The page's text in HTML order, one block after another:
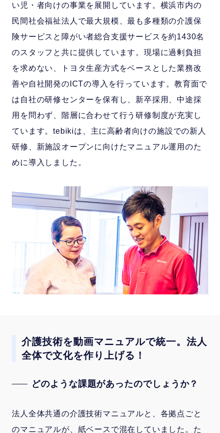
い児・者向けの事業を展開しています。横浜市内の
民間社会福祉法人で最大規模、最も多種類の介護保
険サービスと障がい者総合支援サービスを約1430名
のスタッフと共に提供しています。現場に過剰負担
を求めない、トヨタ生産方式をベースとした業務改
善や自社開発のICTの導入を行っています。教育面で
は自社の研修センターを保有し、新卒採用、中途採
用を問わず、階層に合わせて行う研修制度が充実し
ています。tebikiは、主に高齢者向けの施設での新人
研修、新施設オープンに向けたマニュアル運用のた
めに導入しました。
介護技術を動画マニュアルで統一。法人
全体で文化を作り上げる！
どのような課題があったのでしょうか？
法人全体共通の介護技術マニュアルと、各拠点ごと
のマニュアルが、紙ベースで混在していました。た